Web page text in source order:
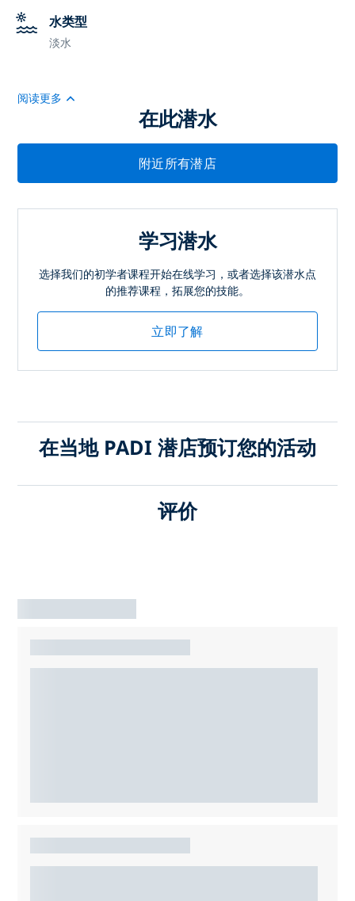
水类型
淡水
阅读更多
在此潜水
附近所有潜店
学习潜水
选择我们的初学者课程开始在线学习，或者选择该潜水点
的推荐课程，拓展您的技能。
立即了解
在当地 PADI 潜店预订您的活动
评价